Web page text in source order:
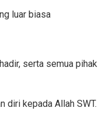
luar biasa
serta semua pihak
diri kepada Allah SWT.